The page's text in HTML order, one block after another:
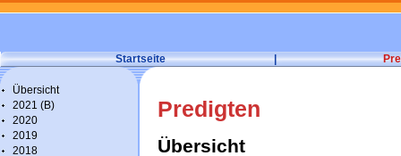
Startseite |
Übersicht
2021 (B)
2020
2019
2018
Predigten
Übersicht